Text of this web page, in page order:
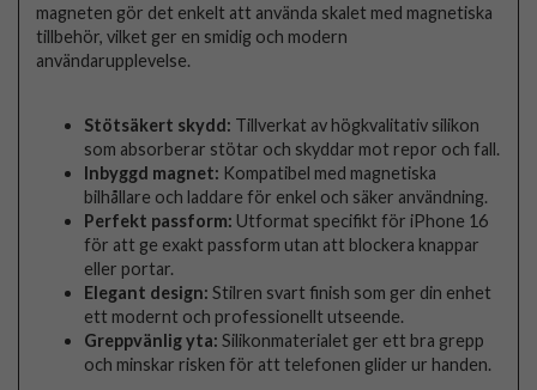
magneten gör det enkelt att använda skalet med magnetiska
tillbehör, vilket ger en smidig och modern
användarupplevelse.
Stötsäkert skydd: Tillverkat av högkvalitativ silikon
som absorberar stötar och skyddar mot repor och fall.
Inbyggd magnet: Kompatibel med magnetiska
bilhållare och laddare för enkel och säker användning.
Perfekt passform: Utformat specifikt för iPhone 16
för att ge exakt passform utan att blockera knappar
eller portar.
Elegant design: Stilren svart finish som ger din enhet
ett modernt och professionellt utseende.
Greppvänlig yta: Silikonmaterialet ger ett bra grepp
och minskar risken för att telefonen glider ur handen.